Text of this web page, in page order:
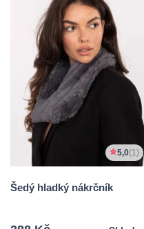
5,0(1)
Šedý hladký nákrčník